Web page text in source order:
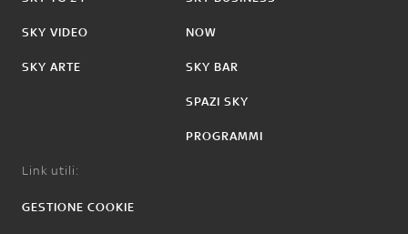
SKY VIDEO
SKY ARTE
NOW
SKY BAR
SPAZI SKY
PROGRAMMI
Link utili:
GESTIONE COOKIE